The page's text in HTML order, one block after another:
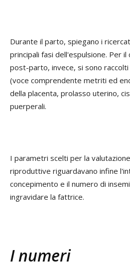
Durante il parto, spiegano i
principali fasi dell'espulsione. Per
post-parto, invece, si sono
(voce comprendente metriti ed
della placenta, prolasso uterino,
puerperali.
I parametri scelti per la
riproduttive riguardavano infine
concepimento e il numero di
ingravidare la fattrice.
I numeri